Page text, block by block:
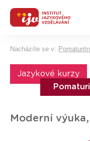
Nacházíte se v:
Jazykové kurzy
Moderní